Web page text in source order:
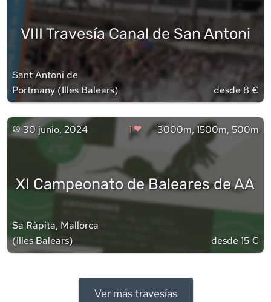
VIII Travesía Canal de San Antoni
Sant Antoni de
Portmany (Illes Balears) desde 8 €
30 junio, 2024 1 3000m, 1500m, 500m
XI Campeonato de Baleares de AA
Sa Ràpita, Mallorca
(Illes Balears) desde 15 €
Ver más travesías